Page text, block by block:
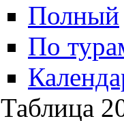
Полный
По
Таблица